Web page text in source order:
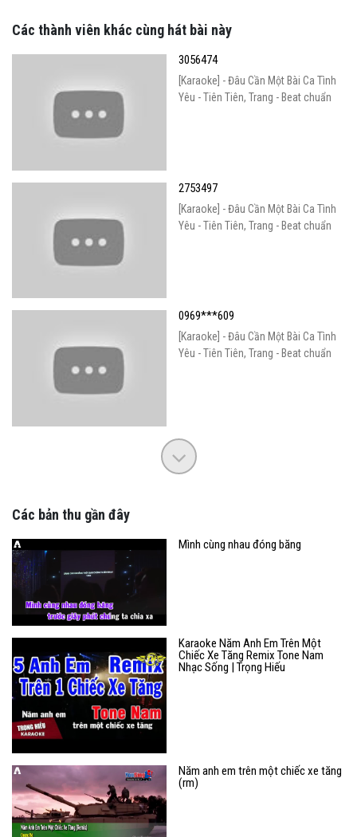
Các thành viên khác cùng hát bài này
3056474
[Karaoke] - Đâu Cần Một Bài Ca Tình
Yêu - Tiên Tiên, Trang - Beat chuẩn
2753497
[Karaoke] - Đâu Cần Một Bài Ca Tình
Yêu - Tiên Tiên, Trang - Beat chuẩn
0969***609
[Karaoke] - Đâu Cần Một Bài Ca Tình
Yêu - Tiên Tiên, Trang - Beat chuẩn
Các bản thu gần đây
Mình cùng nhau đóng băng
Karaoke Năm Anh Em Trên Một
Chiếc Xe Tăng Remix Tone Nam
Nhạc Sống | Trọng Hiếu
Năm anh em trên một chiếc xe tăng
(rm)